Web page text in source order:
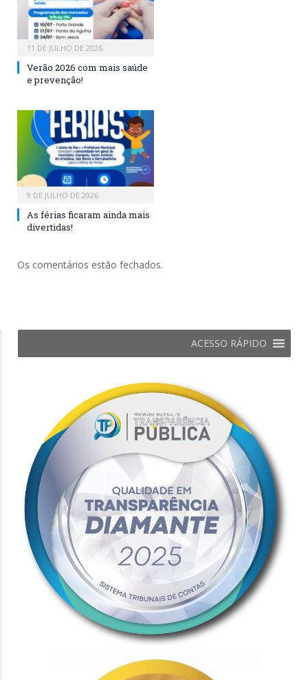
11 DE JULHO DE 2026
Verão 2026 com mais saúde
e prevenção!
9 DE JULHO DE 2026
As férias ficaram ainda mais
divertidas!
Os comentários estão fechados.
ACESSO RÁPIDO